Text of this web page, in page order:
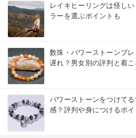
レイキヒーリングは怪し
ラーを選ぶポイントも
数珠・パワーストーンブ
遅れ？男女別の評判と着こ
パワーストーンをつけて
感？評判や身につけるポイ